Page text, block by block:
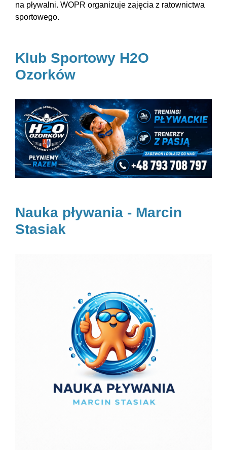
na pływalni. WOPR organizuje zajęcia z ratownictwa
sportowego.
Klub Sportowy H2O
Ozorków
Nauka pływania - Marcin
Stasiak